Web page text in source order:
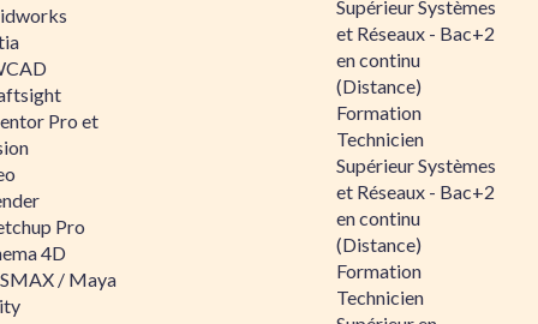
Pro et
Pro
4D
/ Maya
Supérieur Systèmes
et Réseaux - Bac+2
en continu
(Distance)
Formation
Technicien
Supérieur Systèmes
et Réseaux - Bac+2
en continu
(Distance)
Formation
Technicien